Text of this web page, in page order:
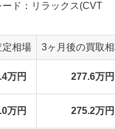
ド：リラックス(CVT
定相場 3ヶ月後の買取
万円 277.6万
万円 275.2万